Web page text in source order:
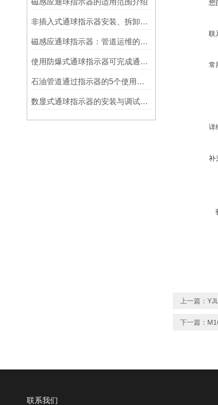
磁感应通球指示器的适用范围介绍
非插入式通球指示器安装、拆卸灵活方便
磁感应通球指示器：管道运维的隐形守护者
使用防爆式通球指示器可完成通球指示功能
石油管道通过指示器的5个使用说明
数显式通球指示器的安装与调试技巧
您
联
常
详
补
上一篇：
下一篇：
联系我们